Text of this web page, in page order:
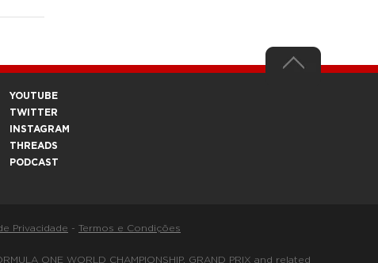
YOUTUBE
TWITTER
INSTAGRAM
THREADS
PODCAST
Privacidade - Termos e Condições
ONE WORLD CHAMPIONSHIP, GRAND PRIX and related